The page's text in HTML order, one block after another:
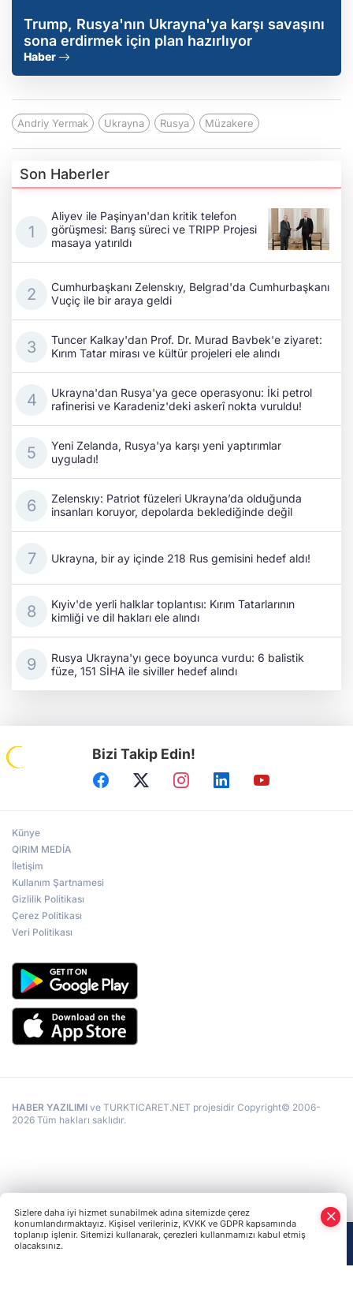
Trump, Rusya'nın Ukrayna'ya karşı savaşını
sona erdirmek için plan hazırlıyor
Haber
Andriy Yermak Ukrayna Rusya Müzakere
Son Haberler
Aliyev ile Paşinyan'dan kritik telefon
görüşmesi: Barış süreci ve TRIPP Projesi
masaya yatırıldı
Cumhurbaşkanı Zelenskıy, Belgrad'da Cumhurbaşkanı
Vuçiç ile bir araya geldi
Tuncer Kalkay'dan Prof. Dr. Murad Bavbek'e ziyaret:
Kırım Tatar mirası ve kültür projeleri ele alındı
Ukrayna'dan Rusya'ya gece operasyonu: İki petrol
rafinerisi ve Karadeniz'deki askerî nokta vuruldu!
Yeni Zelanda, Rusya'ya karşı yeni yaptırımlar
uyguladı!
Zelenskıy: Patriot füzeleri Ukrayna’da olduğunda
insanları koruyor, depolarda beklediğinde değil
Ukrayna, bir ay içinde 218 Rus gemisini hedef aldı!
Kıyiv'de yerli halklar toplantısı: Kırım Tatarlarının
kimliği ve dil hakları ele alındı
Rusya Ukrayna'yı gece boyunca vurdu: 6 balistik
füze, 151 SİHA ile siviller hedef alındı
Bizi Takip Edin!
Künye
QIRIM MEDİA
İletişim
Kullanım Şartnamesi
Gizlilik Politikası
Çerez Politikası
Veri Politikası
HABER YAZILIMI ve TURKTICARET.NET projesidir Copyright© 2006-
2026 Tüm hakları saklıdır.
Sizlere daha iyi hizmet sunabilmek adına sitemizde çerez
konumlandırmaktayız. Kişisel verileriniz, KVKK ve GDPR kapsamında
toplanıp işlenir. Sitemizi kullanarak, çerezleri kullanmamızı kabul etmiş
olacaksınız.